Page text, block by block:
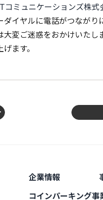
コミュニケーションズ株式
ダイヤルに電話がつながり
大変ご迷惑をおかけいた
ます。
企業情報
コインパーキング事